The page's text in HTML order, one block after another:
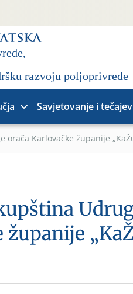
Savjetovanje i
orača Karlovačke županije
županije